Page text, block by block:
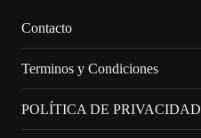
Contacto
Terminos y Condiciones
POLÍTICA DE PRIVACIDAD